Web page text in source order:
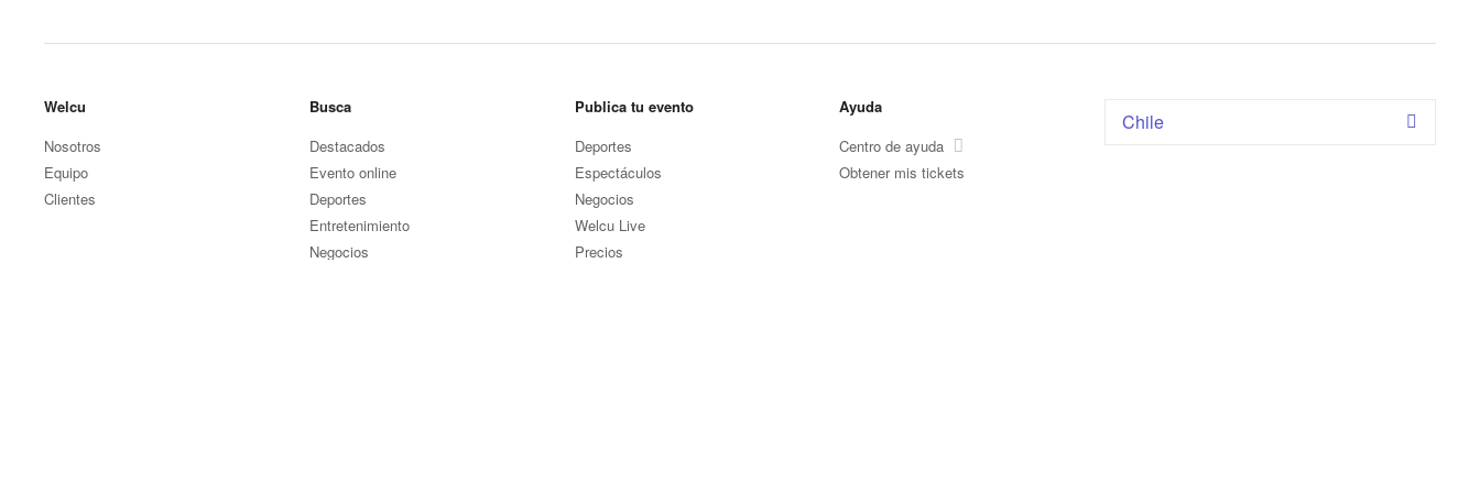
Welcu
Nosotros
Equipo
Clientes
Busca
Destacados
Evento online
Deportes
Entretenimiento
Negocios
Publica tu evento
Deportes
Espectáculos
Negocios
Welcu Live
Precios
Ayuda
Centro de ayuda
Obtener mis tickets
Chile